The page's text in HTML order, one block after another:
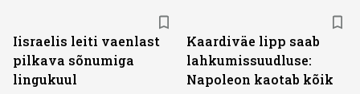
Iisraelis leiti vaenlast
pilkava sõnumiga
lingukuul
Kaardiväe lipp saab
lahkumissuudluse:
Napoleon kaotab kõik